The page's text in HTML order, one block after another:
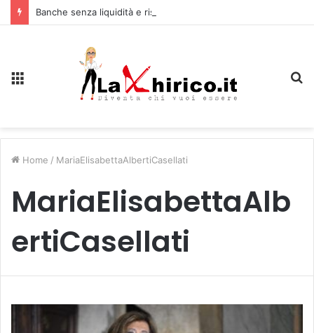
Home / MariaElisabettaAlbertiCasellati
MariaElisabettaAlb
ertiCasellati